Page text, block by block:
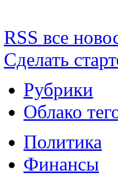
RSS все
Сделать
Рубрики
Облако
Политика
Финансы